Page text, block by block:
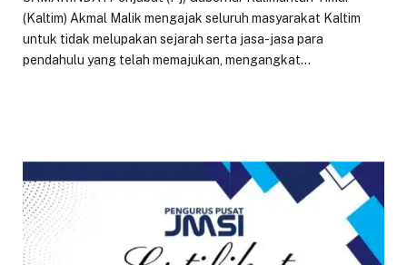
(Kaltim) Akmal Malik mengajak seluruh masyarakat Kaltim
untuk tidak melupakan sejarah serta jasa-jasa para
pendahulu yang telah memajukan, mengangkat…